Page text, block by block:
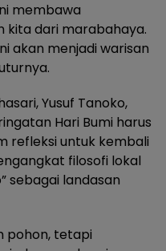
membawa
kita dari marabahaya.
akan menjadi warisan
Yusuf Tanoko,
Hari Bumi harus
refleksi untuk kembali
filosofi lokal
sebagai landasan
pohon, tetapi